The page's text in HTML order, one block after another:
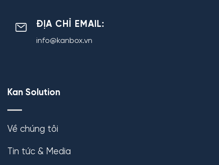
ĐỊA CHỈ EMAIL:
info@kanbox.vn
Kan Solution
Về chúng tôi
Tin tức & Media